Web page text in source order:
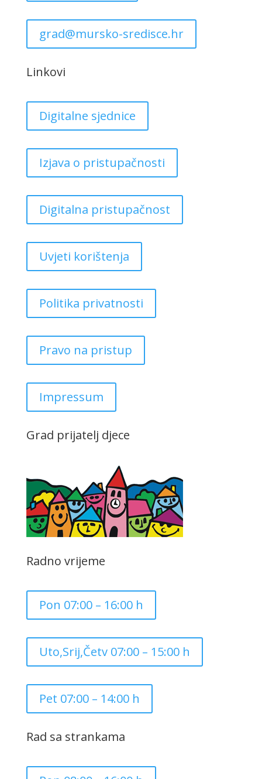
grad@mursko-sredisce.hr
Linkovi
Digitalne sjednice
Izjava o pristupačnosti
Digitalna pristupačnost
Uvjeti korištenja
Politika privatnosti
Pravo na pristup
Impressum
Grad prijatelj djece
Radno vrijeme
Pon 07:00 – 16:00 h
Uto,Srij,Četv 07:00 – 15:00 h
Pet 07:00 – 14:00 h
Rad sa strankama